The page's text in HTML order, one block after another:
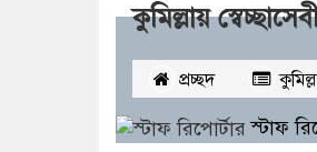
কুমিল্লায়
প্রচ্ছদ
স্টাফ